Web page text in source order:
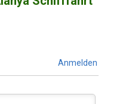
Anmelden